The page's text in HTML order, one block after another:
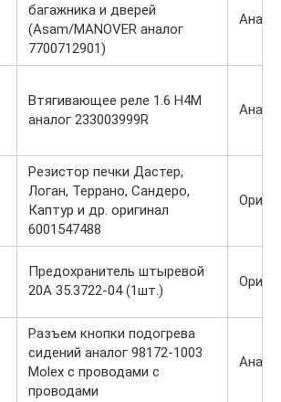
багажника и дверей
(Asam/MANOVER аналог
7700712901)
Втягивающее реле 1.6 H4M
аналог 233003999R
Резистор печки Дастер,
Логан, Террано, Сандеро,
Каптур и др. оригинал
6001547488
Предохранитель штыревой
20А 35.3722-04 (1шт.)
Разъем кнопки подогрева
сидений аналог 98172-1003
Molex с проводами с
проводами